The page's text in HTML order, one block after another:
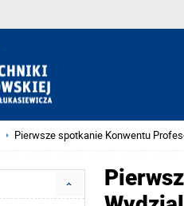
Pierwsze spotkanie Konwentu